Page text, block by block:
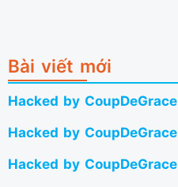
Bài viết mới
Hacked by CoupDeGrace
Hacked by CoupDeGrace
Hacked by CoupDeGrace